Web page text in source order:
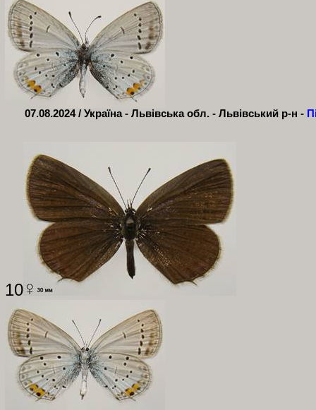
07.08.2024 / Україна - Львівська обл. - Львівський р-н -
10